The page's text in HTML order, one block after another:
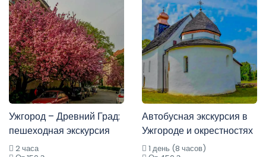
Ужгород – Древний Град:
пешеходная экскурсия
2 часа
Автобусная экскурсия в
Ужгороде и окрестностях
1 день (8 часов)